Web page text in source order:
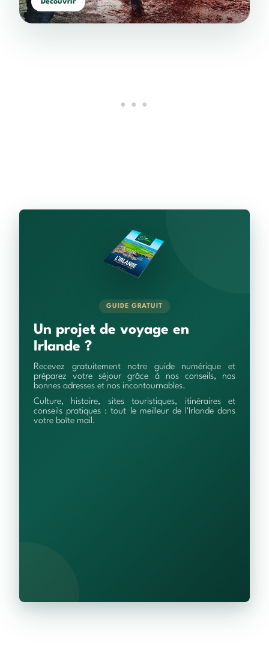
Découvrir
GUIDE GRATUIT
Un projet de voyage en
Irlande ?
Recevez gratuitement notre guide numérique et
préparez votre séjour grâce à nos conseils, nos
bonnes adresses et nos incontournables.
Culture, histoire, sites touristiques, itinéraires et
conseils pratiques : tout le meilleur de l'Irlande dans
votre boîte mail.